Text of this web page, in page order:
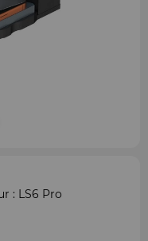
: LS6 Pro